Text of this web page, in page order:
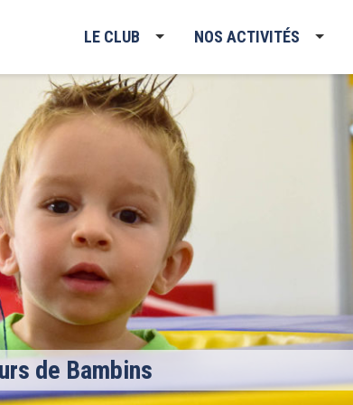
LE CLUB NOS ACTIVITÉS
de Bambins